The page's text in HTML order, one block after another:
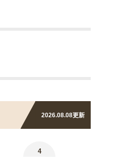
2026.08.08更新
4